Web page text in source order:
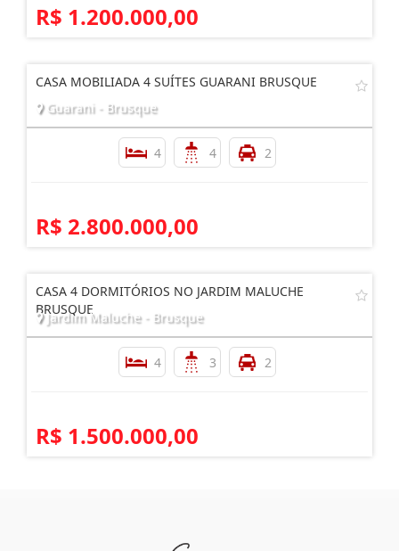
R$ 1.200.000,00
CASA MOBILIADA 4 SUÍTES GUARANI BRUSQUE
Guarani - Brusque
4 4 2
R$ 2.800.000,00
CASA 4 DORMITÓRIOS NO JARDIM MALUCHE
BRUSQUE
Jardim Maluche - Brusque
4 3 2
R$ 1.500.000,00